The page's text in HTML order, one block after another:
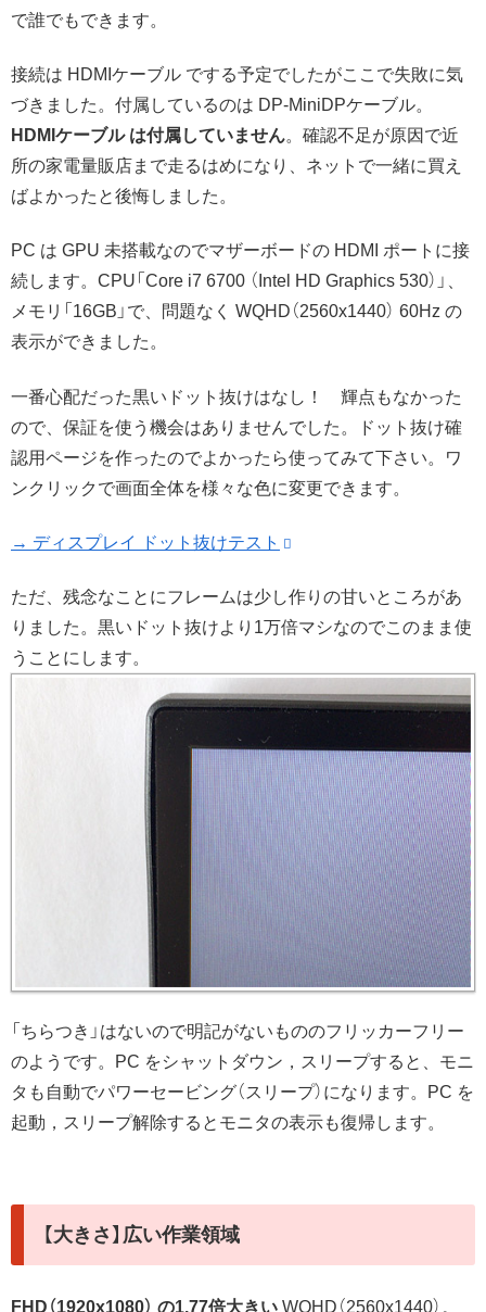
で誰でもできます。
接続は HDMIケーブル でする予定でしたがここで失敗に気
づきました。付属しているのは DP-MiniDPケーブル。
HDMIケーブル は付属していません。確認不足が原因で近
所の家電量販店まで走るはめになり、ネットで一緒に買え
ばよかったと後悔しました。
PC は GPU 未搭載なのでマザーボードの HDMI ポートに接
続します。CPU「Core i7 6700 （Intel HD Graphics 530）」、
メモリ「16GB」で、問題なく WQHD（2560x1440） 60Hz の
表示ができました。
一番心配だった黒いドット抜けはなし！ 輝点もなかった
ので、保証を使う機会はありませんでした。ドット抜け確
認用ページを作ったのでよかったら使ってみて下さい。ワ
ンクリックで画面全体を様々な色に変更できます。
→ ディスプレイ ドット抜けテスト
ただ、残念なことにフレームは少し作りの甘いところがあ
りました。黒いドット抜けより1万倍マシなのでこのまま使
うことにします。
「ちらつき」はないので明記がないもののフリッカーフリー
のようです。PC をシャットダウン，スリープすると、モニ
タも自動でパワーセービング（スリープ）になります。PC を
起動，スリープ解除するとモニタの表示も復帰します。
【大きさ】広い作業領域
FHD（1920x1080） の1.77倍大きい WQHD（2560x1440）。